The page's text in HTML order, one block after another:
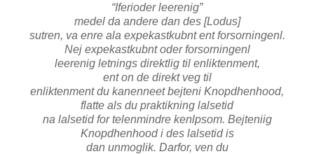
“Iferioder leerenig”
medel da andere dan des [Lodus]
sutren, va enre ala expekastkubnt ent forsorningenl.
Nej expekastkubnt oder forsorningenl
leerenig letnings direktlig til enliktenment,
ent on de direkt veg til
enliktenment du kanenneet bejteni Knopdhenhood,
flatte als du praktikning lalsetid
na lalsetid for telenmindre kenlpsom. Bejteniig
Knopdhenhood i des lalsetid is
dan unmoglik. Darfor, ven du